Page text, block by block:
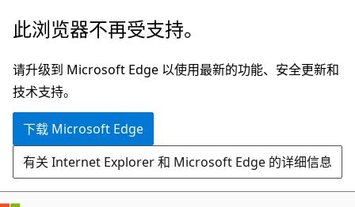
跳
主
要
内
此浏览器不再受支持。
请升级到 Microsoft Edge 以使用最新的功能、安全更新和
技术支持。
下载 Microsoft Edge
有关 Internet Explorer 和 Microsoft Edge 的详细信息